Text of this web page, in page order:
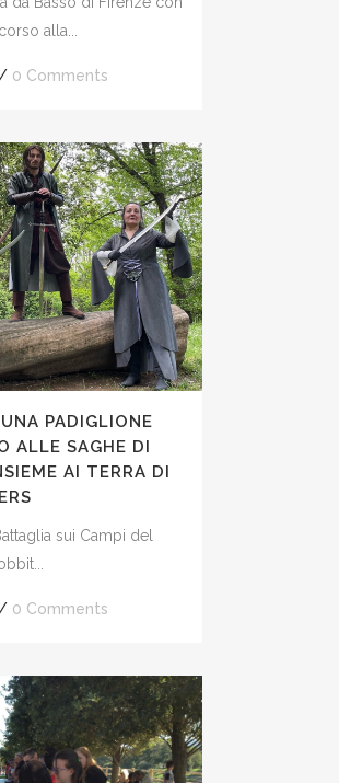
alla...
/ 0 Comments
PADIGLIONE
ALLE SAGHE DI
AI TERRA DI
sui Campi del
/ 0 Comments